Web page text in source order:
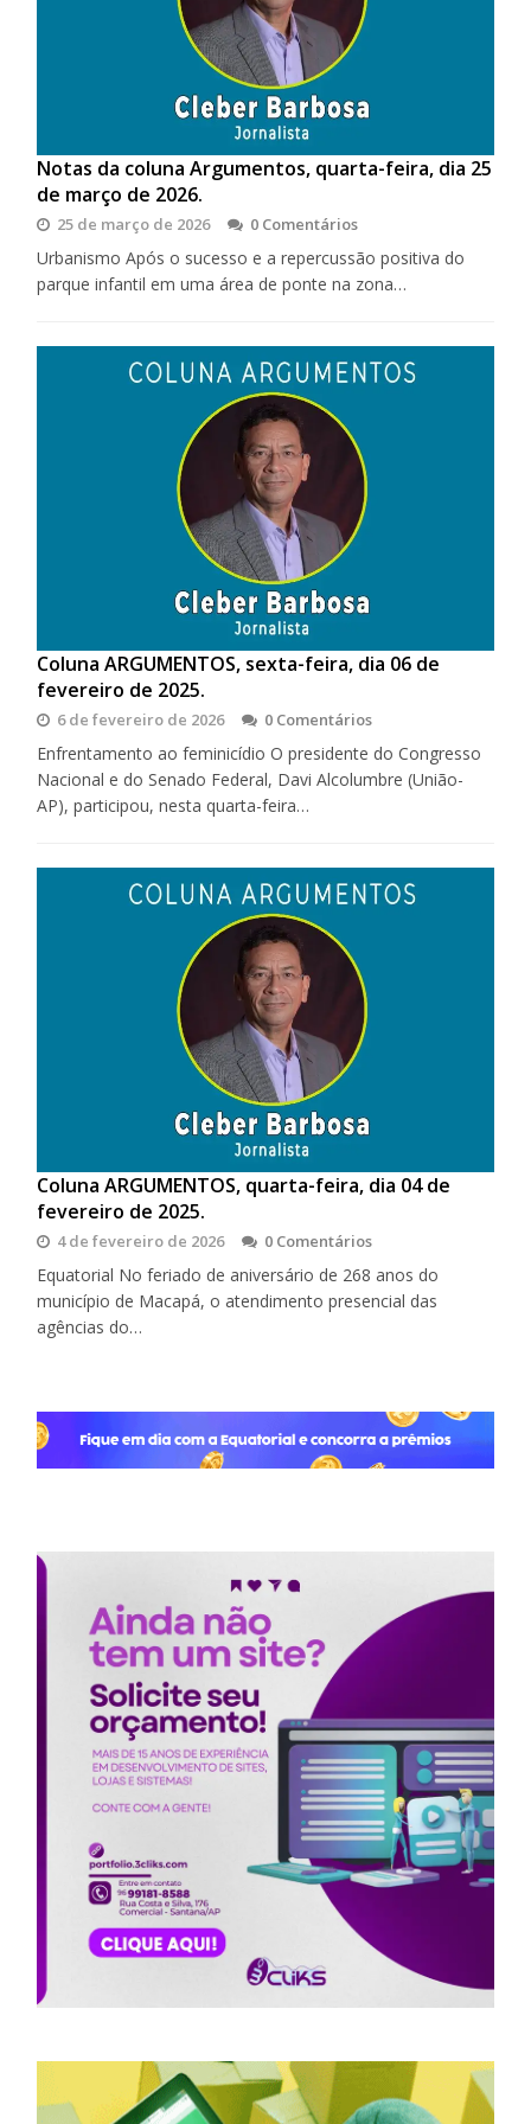
Notas da coluna Argumentos, quarta-feira, dia 25
de março de 2026.
25 de março de 2026 0 Comentários
Urbanismo Após o sucesso e a repercussão positiva do
parque infantil em uma área de ponte na zona…
Coluna ARGUMENTOS, sexta-feira, dia 06 de
fevereiro de 2025.
6 de fevereiro de 2026 0 Comentários
Enfrentamento ao feminicídio O presidente do Congresso
Nacional e do Senado Federal, Davi Alcolumbre (União-
AP), participou, nesta quarta-feira…
Coluna ARGUMENTOS, quarta-feira, dia 04 de
fevereiro de 2025.
4 de fevereiro de 2026 0 Comentários
Equatorial No feriado de aniversário de 268 anos do
município de Macapá, o atendimento presencial das
agências do…